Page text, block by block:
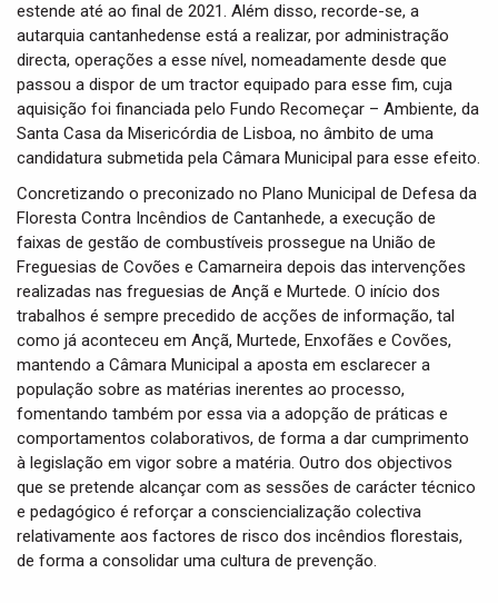
estende até ao final de 2021. Além disso, recorde-se, a
autarquia cantanhedense está a realizar, por administração
directa, operações a esse nível, nomeadamente desde que
passou a dispor de um tractor equipado para esse fim, cuja
aquisição foi financiada pelo Fundo Recomeçar – Ambiente, da
Santa Casa da Misericórdia de Lisboa, no âmbito de uma
candidatura submetida pela Câmara Municipal para esse efeito.
Concretizando o preconizado no Plano Municipal de Defesa da
Floresta Contra Incêndios de Cantanhede, a execução de
faixas de gestão de combustíveis prossegue na União de
Freguesias de Covões e Camarneira depois das intervenções
realizadas nas freguesias de Ançã e Murtede. O início dos
trabalhos é sempre precedido de acções de informação, tal
como já aconteceu em Ançã, Murtede, Enxofães e Covões,
mantendo a Câmara Municipal a aposta em esclarecer a
população sobre as matérias inerentes ao processo,
fomentando também por essa via a adopção de práticas e
comportamentos colaborativos, de forma a dar cumprimento
à legislação em vigor sobre a matéria. Outro dos objectivos
que se pretende alcançar com as sessões de carácter técnico
e pedagógico é reforçar a consciencialização colectiva
relativamente aos factores de risco dos incêndios florestais,
de forma a consolidar uma cultura de prevenção.